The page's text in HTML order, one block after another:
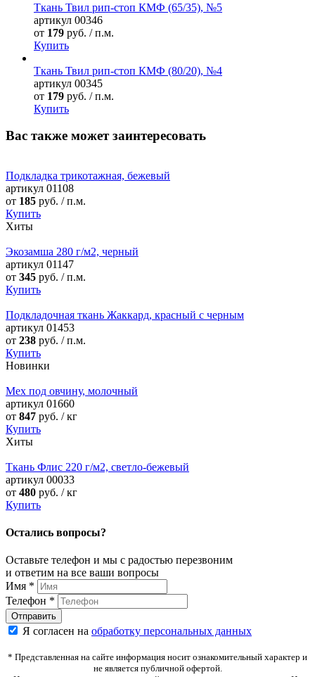
Ткань Твил рип-стоп КМФ (65/35), №5
артикул 00346
от 179 руб. / п.м.
Купить
Ткань Твил рип-стоп КМФ (80/20), №4
артикул 00345
от 179 руб. / п.м.
Купить
Вас также может заинтересовать
Подкладка трикотажная, бежевый
артикул 01108
от 185 руб. / п.м.
Купить
Хиты
Экозамша 280 г/м2, черный
артикул 01147
от 345 руб. / п.м.
Купить
Подкладочная ткань Жаккард, красный с черным
артикул 01453
от 238 руб. / п.м.
Купить
Новинки
Мех под овчину, молочный
артикул 01660
от 847 руб. / кг
Купить
Хиты
Ткань Флис 220 г/м2, светло-бежевый
артикул 00033
от 480 руб. / кг
Купить
Остались вопросы?
Оставьте телефон и мы с радостью перезвоним
и ответим на все ваши вопросы
Имя *
Телефон *
Я согласен на обработку персональных данных
* Представленная на сайте информация носит ознакомительный характер и
не является публичной офертой.